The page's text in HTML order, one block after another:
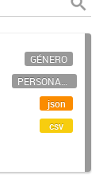
GÉNERO
PERSONAL CIENTÍFICO-TECNOLÓGICO
json
csv